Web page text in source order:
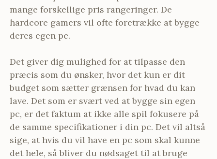
mange forskellige pris rangeringer. De
hardcore gamers vil ofte foretrække at bygge
deres egen pc.
Det giver dig mulighed for at tilpasse den
præcis som du ønsker, hvor det kun er dit
budget som sætter grænsen for hvad du kan
lave. Det som er svært ved at bygge sin egen
pc, er det faktum at ikke alle spil fokusere på
de samme specifikationer i din pc. Det vil altså
sige, at hvis du vil have en pc som skal kunne
det hele, så bliver du nødsaget til at bruge